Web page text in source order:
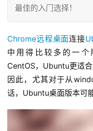
最佳的入门选择！
Chrome远程桌面连接
中用得比较多的一个
CentOS，Ubuntu更适
因此，尤其对于从
话，Ubuntu桌面版本可